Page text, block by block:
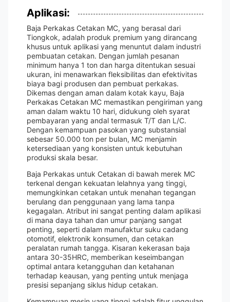
Aplikasi:
Baja Perkakas Cetakan MC, yang berasal dari
Tiongkok, adalah produk premium yang dirancang
khusus untuk aplikasi yang menuntut dalam industri
pembuatan cetakan. Dengan jumlah pesanan
minimum hanya 1 ton dan harga ditentukan sesuai
ukuran, ini menawarkan fleksibilitas dan efektivitas
biaya bagi produsen dan pembuat perkakas.
Dikemas dengan aman dalam kotak kayu, Baja
Perkakas Cetakan MC memastikan pengiriman yang
aman dalam waktu 10 hari, didukung oleh syarat
pembayaran yang andal termasuk T/T dan L/C.
Dengan kemampuan pasokan yang substansial
sebesar 50.000 ton per bulan, MC menjamin
ketersediaan yang konsisten untuk kebutuhan
produksi skala besar.
Baja Perkakas untuk Cetakan di bawah merek MC
terkenal dengan kekuatan lelahnya yang tinggi,
memungkinkan cetakan untuk menahan tegangan
berulang dan penggunaan yang lama tanpa
kegagalan. Atribut ini sangat penting dalam aplikasi
di mana daya tahan dan umur panjang sangat
penting, seperti dalam manufaktur suku cadang
otomotif, elektronik konsumen, dan cetakan
peralatan rumah tangga. Kisaran kekerasan baja
antara 30-35HRC, memberikan keseimbangan
optimal antara ketangguhan dan ketahanan
terhadap keausan, yang penting untuk menjaga
presisi sepanjang siklus hidup cetakan.